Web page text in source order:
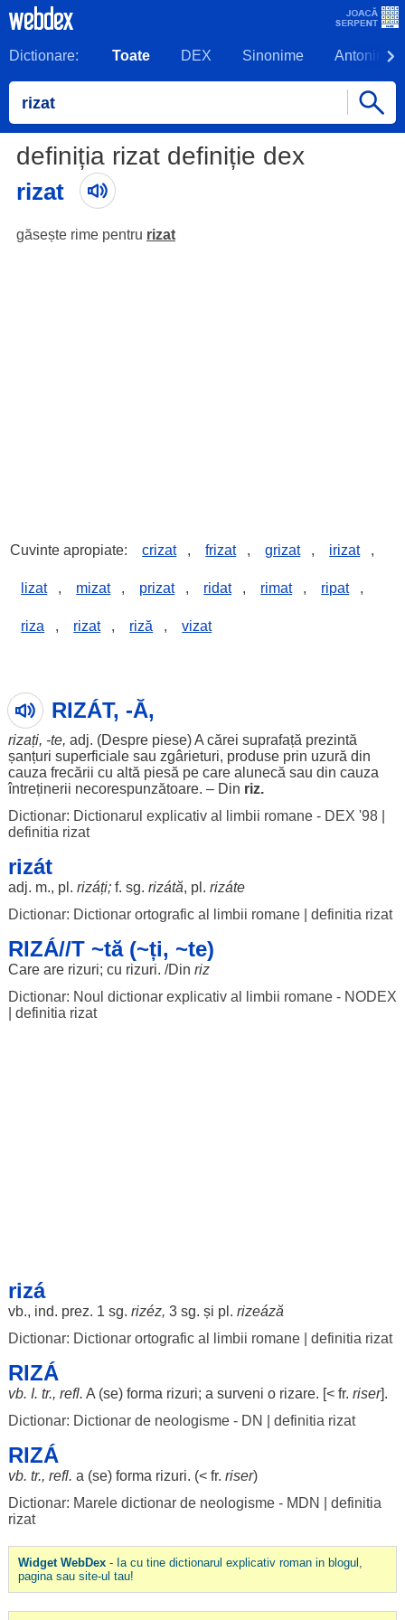
Dictionare: Toate DEX Sinonime Antonime
definiția rizat definiție dex
rizat
găsește rime pentru rizat
Cuvinte apropiate: crizat , frizat , grizat , irizat ,
lizat , mizat , prizat , ridat , rimat , ripat ,
riza , rizat , riză , vizat
RIZÁT, -Ă,
rizați, -te, adj. (Despre piese) A cărei suprafață prezintă
șanțuri superficialesau zgârieturi, produseprin uzură din
cauza frecării cu altă piesă pe care alunecă sau din cauza
întreținerii necorespunzătoare. – Din riz.
Dictionar: Dictionarul explicativ al limbii romane - DEX '98|
definitia rizat
rizát
adj. m., pl. rizáți; f. sg. rizátă, pl. rizáte
Dictionar: Dictionar ortografic al limbii romane| definitia rizat
RIZÁ//T ~tă (~ți, ~te)
Care are rizuri; cu rizuri. /Din riz
Dictionar: Noul dictionar explicativ al limbii romane - NODEX
definitia rizat
rizá
vb., ind. prez. 1 sg. rizéz, 3 sg. și pl. rizeáză
Dictionar: Dictionar ortografic al limbii romane| definitia rizat
RIZÁ
vb. I. tr., refl. A (se) forma rizuri; a surveni o rizare. [< fr. riser].
Dictionar: Dictionar de neologisme - DN
definitia rizat
RIZÁ
vb. tr., refl. a (se) forma rizuri. (< fr. riser)
Dictionar: Marele dictionar de neologisme - MDN
definitia
rizat
Widget WebDex- Ia cu tine dictionarul explicativ roman in blogul,
pagina sau site-ul tau!